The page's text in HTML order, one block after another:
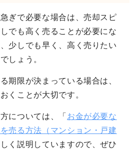
ぎで必要な場合は、売却スピ
でも高く売ることが必要にな
少しでも早く、高く売りたい
しょう。
期限が決まっている場合は、
くことが大切です。
については、「 お金が必要な
売る方法（マンション・戸建
しく説明していますので、ぜひ